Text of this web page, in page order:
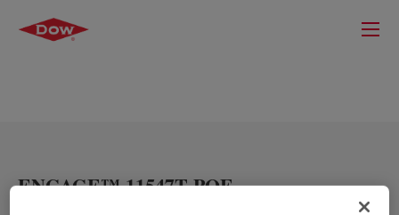
ENGAGE™ 11547T POE